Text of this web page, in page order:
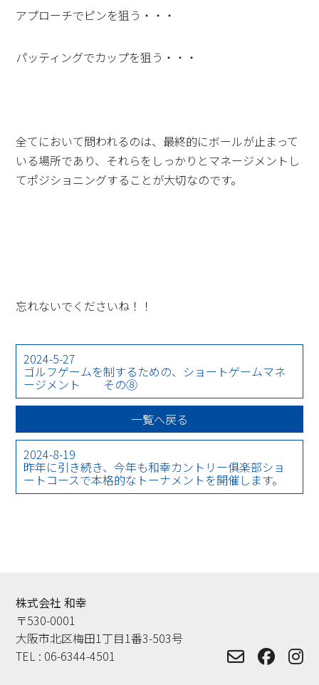
アプローチでピンを狙う・・・
パッティングでカップを狙う・・・
全てにおいて問われるのは、最終的にボールが止まって
いる場所であり、それらをしっかりとマネージメントし
てポジショニングすることが大切なのです。
忘れないでくださいね！！
2024-5-27
ゴルフゲームを制するための、ショートゲームマネ
ージメント その⑧
一覧へ戻る
2024-8-19
昨年に引き続き、今年も和幸カントリー俱楽部ショ
ートコースで本格的なトーナメントを開催します。
株式会社 和幸
〒530-0001
大阪市北区梅田1丁目1番3-503号
TEL : 06-6344-4501